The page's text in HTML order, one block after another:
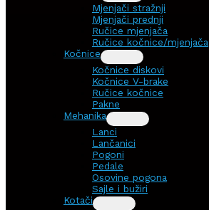
Mjenjači stražnji
Mjenjači prednji
Ručice mjenjača
Ručice kočnice/mjenjača
Kočnice
Kočnice diskovi
Kočnice V-brake
Ručice kočnice
Pakne
Mehanika
Lanci
Lančanici
Pogoni
Pedale
Osovine pogona
Sajle i bužiri
Kotači